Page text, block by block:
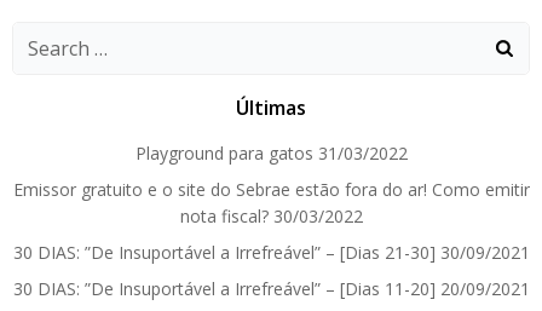
Search
Últimas
Playground para gatos 31/03/2022
Emissor gratuito e o site do Sebrae estão fora do ar! Como emitir
nota fiscal? 30/03/2022
30 DIAS: ”De Insuportável a Irrefreável” – [Dias 21-30] 30/09/2021
30 DIAS: ”De Insuportável a Irrefreável” – [Dias 11-20] 20/09/2021